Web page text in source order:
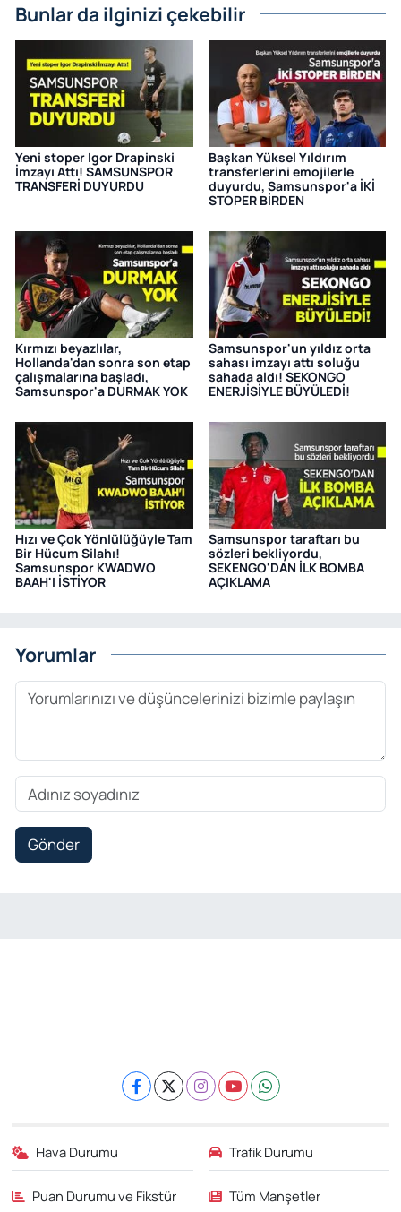
Bunlar da ilginizi çekebilir
Yeni stoper Igor Drapinski
İmzayı Attı! SAMSUNSPOR
TRANSFERİ DUYURDU
Başkan Yüksel Yıldırım
transferlerini emojilerle
duyurdu, Samsunspor'a İKİ
STOPER BİRDEN
Kırmızı beyazlılar,
Hollanda'dan sonra son etap
çalışmalarına başladı,
Samsunspor'a DURMAK YOK
Samsunspor'un yıldız orta
sahası imzayı attı soluğu
sahada aldı! SEKONGO
ENERJİSİYLE BÜYÜLEDİ!
Hızı ve Çok Yönlülüğüyle Tam
Bir Hücum Silahı!
Samsunspor KWADWO
BAAH'I İSTİYOR
Samsunspor taraftarı bu
sözleri bekliyordu,
SEKENGO'DAN İLK BOMBA
AÇIKLAMA
Yorumlar
Gönder
Hava Durumu Trafik Durumu
Puan Durumu ve Fikstür Tüm Manşetler